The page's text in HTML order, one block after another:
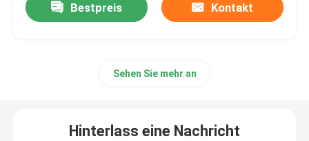
Bestpreis Kontakt
Sehen Sie mehr an
Hinterlass eine Nachricht